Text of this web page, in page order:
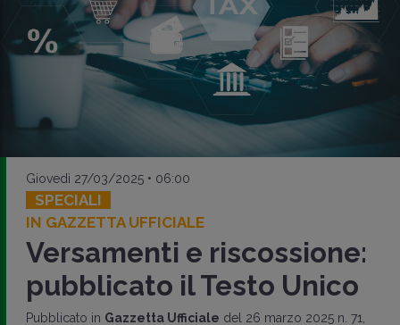
Giovedì 27/03/2025 • 06:00
SPECIALI
IN GAZZETTA UFFICIALE
Versamenti e riscossione:
pubblicato il Testo Unico
Pubblicato in Gazzetta Ufficiale del 26 marzo 2025 n. 71,